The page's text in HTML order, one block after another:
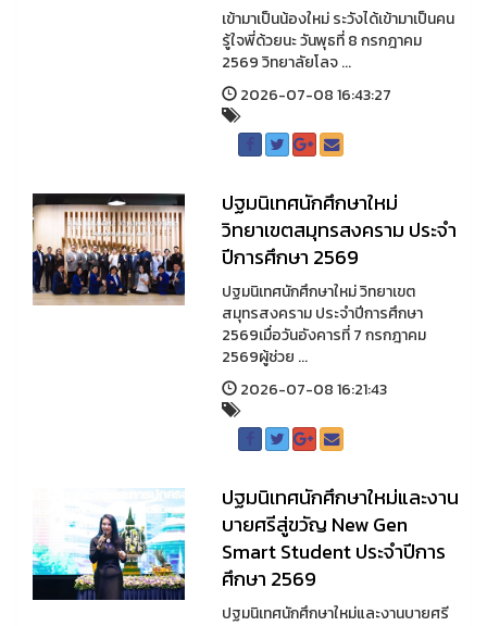
เข้ามาเป็นน้องใหม่ ระวังได้เข้ามาเป็นคน
รู้ใจพี่ด้วยนะ วันพุธที่ 8 กรกฎาคม
2569 วิทยาลัยโลจ ...
2026-07-08 16:43:27
ปฐมนิเทศนักศึกษาใหม่
วิทยาเขตสมุทรสงคราม ประจำ
ปีการศึกษา 2569
ปฐมนิเทศนักศึกษาใหม่ วิทยาเขต
สมุทรสงคราม ประจำปีการศึกษา
2569เมื่อวันอังคารที่ 7 กรกฎาคม
2569ผู้ช่วย ...
2026-07-08 16:21:43
ปฐมนิเทศนักศึกษาใหม่และงาน
บายศรีสู่ขวัญ New Gen
Smart Student ประจำปีการ
ศึกษา 2569
ปฐมนิเทศนักศึกษาใหม่และงานบายศรี